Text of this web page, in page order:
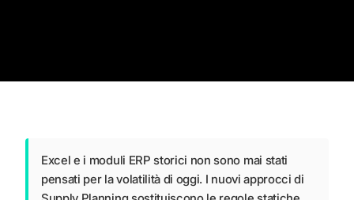
Excel e i moduli ERP storici non sono mai stati
pensati per la volatilità di oggi. I nuovi approcci di